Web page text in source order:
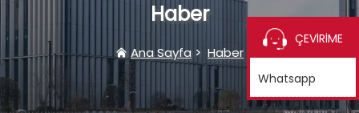
Haber
Ana Sayfa > Haber
ÇEVİRİME
Whatsapp